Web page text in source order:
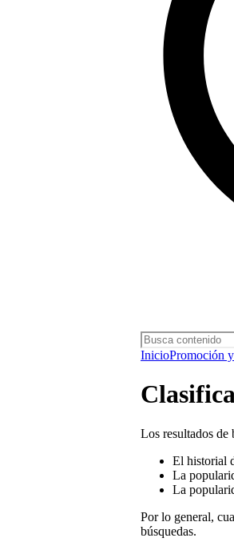
InicioPromoción
Los resultados de
El historial
La
La
Por lo general,
búsquedas.